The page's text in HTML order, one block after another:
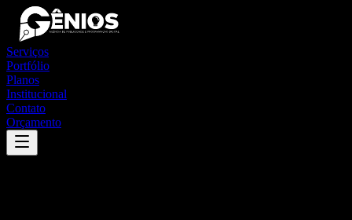
Serviços
Portfólio
Planos
Institucional
Contato
Orçamento